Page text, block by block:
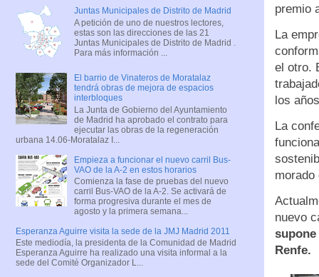
premio
La
el otro.
los
La
morado
nuevo
Renfe.
Juntas Municipales de Distrito de Madrid
A petición de uno de nuestros lectores,
estas son las direcciones de las 21
Juntas Municipales de Distrito de Madrid .
Para más información ...
El barrio de Vinateros de Moratalaz
tendrá obras de mejora de espacios
interbloques
La Junta de Gobierno del Ayuntamiento
de Madrid ha aprobado el contrato para
ejecutar las obras de la regeneración
urbana 14.06-Moratalaz I...
Empieza a funcionar el nuevo carril Bus-
VAO de la A-2 en estos horarios
Comienza la fase de pruebas del nuevo
carril Bus-VAO de la A-2. Se activará de
forma progresiva durante el mes de
agosto y la primera semana...
Esperanza Aguirre visita la sede de la JMJ Madrid 2011
Este mediodía, la presidenta de la Comunidad de Madrid
Esperanza Aguirre ha realizado una visita informal a la
sede del Comité Organizador L...